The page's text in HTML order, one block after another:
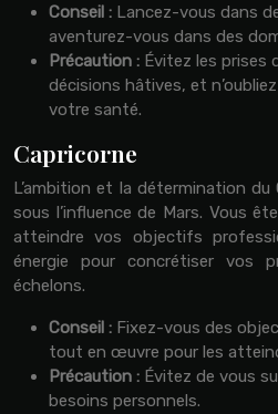
Conseil : Lancez-vous dans
aventurez-vous dans des
Précaution : Évitez les prises
décisions hâtives, et
votre santé.
Capricorne
L’ambition et la détermination
sous l’influence de Mars. Vous
atteindre vos objectifs
énergie pour concrétiser vos
échelons.
Conseil : Fixez-vous des
tout en œuvre pour les
Précaution : Évitez de vous
besoins personnels.